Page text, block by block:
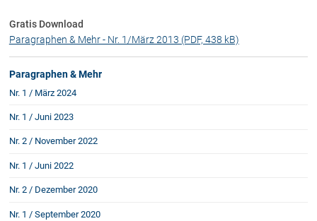
Kanzleiteam
Netzwerk
Download
Die Österreichischen Rechtsanwälte
Dr. Petra Piccolruaz
Mag. Patrick Piccolruaz
Dr. Roland Piccolruaz †
Gratis Download
Paragraphen & Mehr - Nr. 1/März 2013 (PDF, 438 kB)
Paragraphen & Mehr
Nr. 1 / März 2024
Nr. 1 / Juni 2023
Nr. 2 / November 2022
Nr. 1 / Juni 2022
Nr. 2 / Dezember 2020
Nr. 1 / September 2020